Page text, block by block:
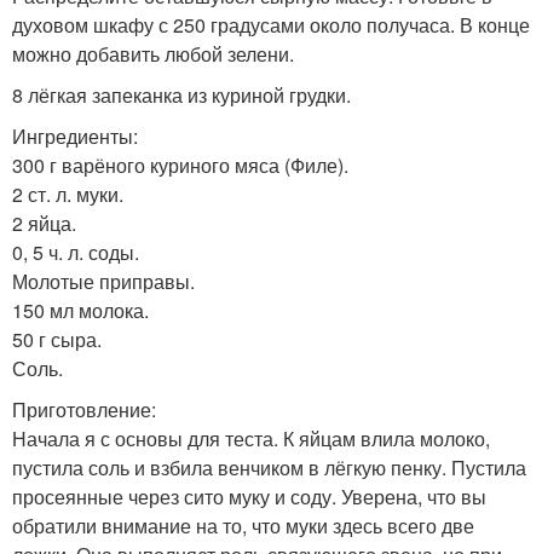
духовом шкафу с 250 градусами около получаса. В конце
можно добавить любой зелени.
8 лёгкая запеканка из куриной грудки.
Ингредиенты:
300 г варёного куриного мяса (Филе).
2 ст. л. муки.
2 яйца.
0, 5 ч. л. соды.
Молотые приправы.
150 мл молока.
50 г сыра.
Соль.
Приготовление:
Начала я с основы для теста. К яйцам влила молоко,
пустила соль и взбила венчиком в лёгкую пенку. Пустила
просеянные через сито муку и соду. Уверена, что вы
обратили внимание на то, что муки здесь всего две